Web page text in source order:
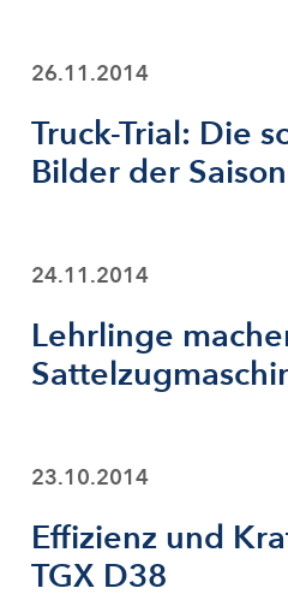
26.11.2014
Truck-Trial: Die
Bilder der Saison
24.11.2014
Lehrlinge
23.10.2014
Effizienz und
TGX D38